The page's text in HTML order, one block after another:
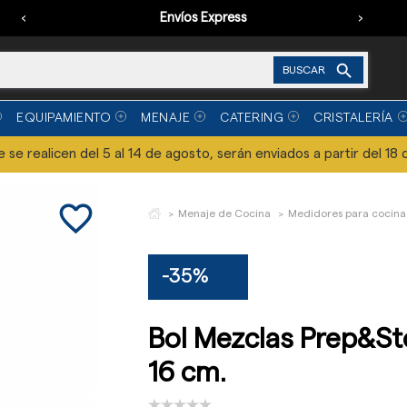
Envíos Express
‹ ›
BUSCAR 
EQUIPAMIENTO MENAJE CATERING CRISTALERÍA
se realicen del 5 al 14 de agosto, serán enviados a partir del
favorite_border Menaje de Cocina Medidores para cocina
-35%
Bol Mezclas
16 cm.